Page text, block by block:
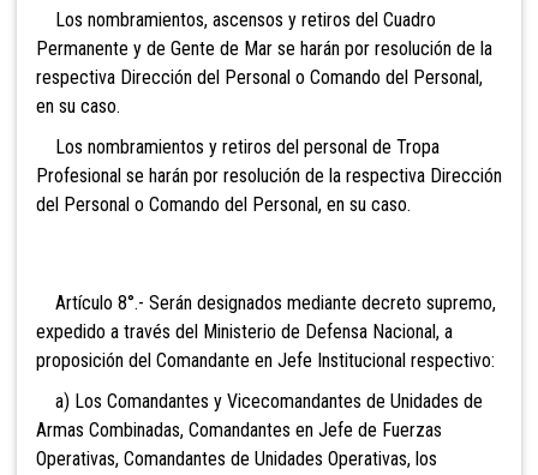
Los nombramientos, ascensos y retiros del Cuadro
Permanente y de Gente de Mar se harán por resolución de la
respectiva Dirección del Personal o Comando del Personal,
en su caso.
Los nombramientos y retiros del personal de Tropa
Profesional se harán por resolución de la respectiva Dirección
del Personal o Comando del Personal, en su caso.
Artículo 8°.- Serán designados mediante decreto supremo,
expedido a través del Ministerio de Defensa Nacional, a
proposición del Comandante en Jefe Institucional respectivo:
a) Los Comandantes y Vicecomandantes de Unidades de
Armas Combinadas, Comandantes en Jefe de Fuerzas
Operativas, Comandantes de Unidades Operativas, los